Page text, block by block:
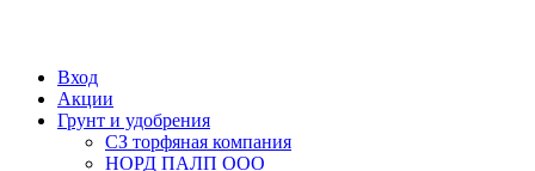
Вход
Акции
Грунт и удобрения
СЗ торфяная компания
НОРД ПАЛП ООО